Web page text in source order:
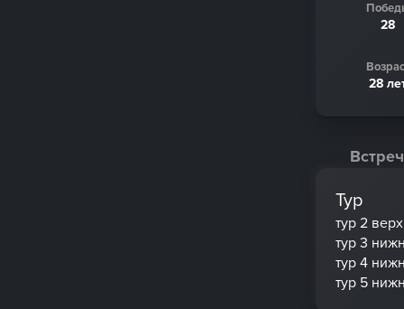
28
28
Тур
тур 2
тур 3
тур 4
тур 5